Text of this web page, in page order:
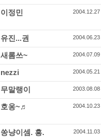
이정민 2004.12.27
유진...권 2004.06.23
새롬쓰~ 2004.07.09
nezzi 2004.05.21
무말랭이 2003.08.08
호옹~♬ 2004.10.23
쏭냥이셈. 흥. 2004.11.03